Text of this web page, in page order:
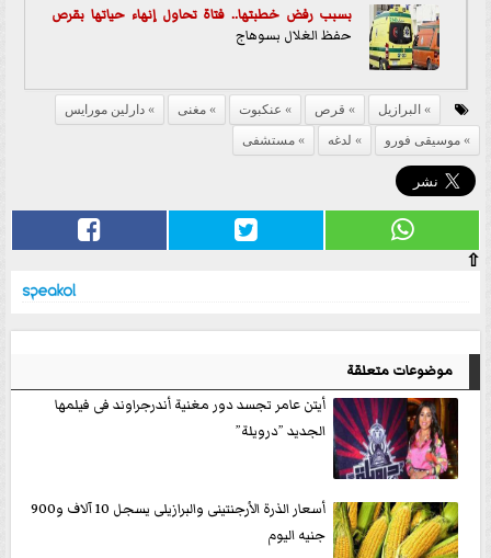
بسبب رفض خطبتها.. فتاة تحاول إنهاء حياتها بقرص
حفظ الغلال بسوهاج
البرازيل قرص عنكبوت مغنى
دارلين مورايس
موسيقى فورو
لدغه مستشفى
⇧
موضوعات متعلقة
أيتن عامر تجسد دور مغنية أندرجراوند فى فيلمها
الجديد ”درويلة”
‫أسعار الذرة الأرجنتينى والبرازيلى يسجل 10 آلاف و900
جنيه اليوم